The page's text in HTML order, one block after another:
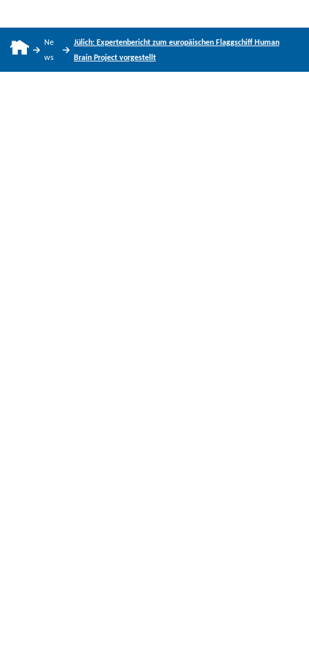
Ne
ws
Jülich: Expertenbericht zum europäischen Flaggschiff Human
Brain Project vorgestellt